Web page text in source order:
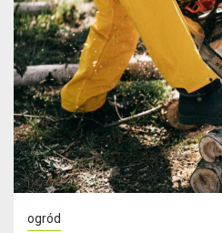
ogród